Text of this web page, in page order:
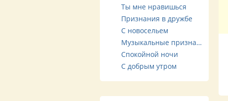
Ты мне нравишься
Признания в дружбе
С новосельем
Музыкальные признания
Спокойной ночи
С добрым утром